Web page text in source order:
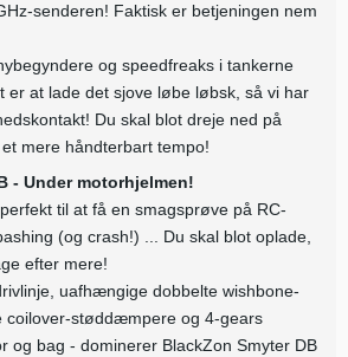
senderen! Faktisk er betjeningen nem
og speedfreaks i tankerne
er at lade det sjove løbe løbsk, så vi har
Du skal blot dreje ned på
mere håndterbart tempo!
- Under motorhjelmen!
til at få en smagsprøve på RC-
(og crash!) ... Du skal blot oplade,
efter mere!
uafhængige dobbelte wishbone-
coilover-støddæmpere og 4-gears
og bag - dominerer BlackZon Smyter DB